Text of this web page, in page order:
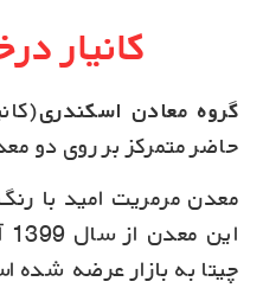
کانیار
گروه معادن اسکندری
حاضر متمرکز بر روی دو
معدن مرمریت امید با
چیتا به بازار عرضه ‌ شده